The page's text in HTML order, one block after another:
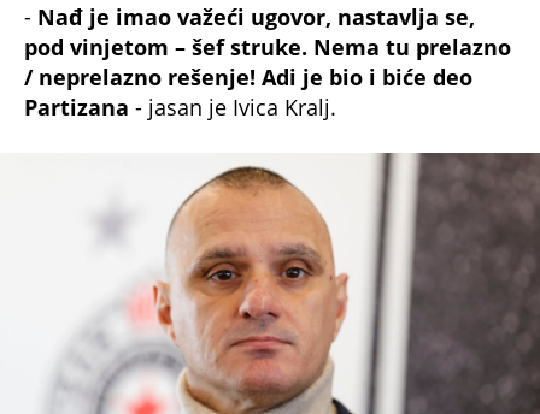
- Nađ je imao važeći ugovor, nastavlja se,
pod vinjetom – šef struke. Nema tu prelazno
/ neprelazno rešenje! Adi je bio i biće deo
Partizana - jasan je Ivica Kralj.